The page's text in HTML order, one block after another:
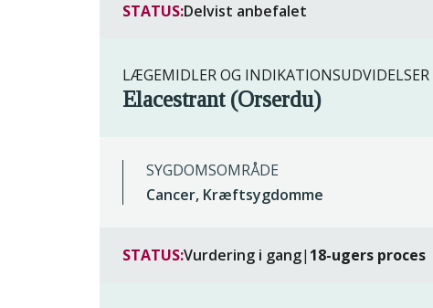
STATUS:Delvist anbefalet
LÆGEMIDLER OG INDIKATIONSUDVIDELSER
Elacestrant (Orserdu)
SYGDOMSOMRÅDE
Cancer, Kræftsygdomme
STATUS:Vurdering i gang| 18-ugers proces